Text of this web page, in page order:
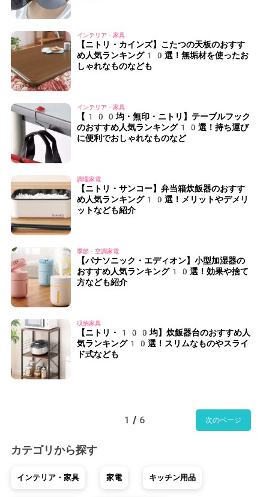
インテリア・家具
【ニトリ・カインズ】こたつの天板のおすす
め人気ランキング10選！無垢材を使ったお
しゃれなものなども
インテリア・家具
【100均・無印・ニトリ】テーブルフック
のおすすめ人気ランキング10選！持ち運び
に便利でおしゃれなものなど
調理家電
【ニトリ・サンコー】弁当箱炊飯器のおすす
め人気ランキング10選！メリットやデメリ
ットなども紹介
季節・空調家電
【パナソニック・エディオン】小型加湿器の
おすすめ人気ランキング10選！効果や捨て
方なども紹介
収納家具
【ニトリ・100均】炊飯器台のおすすめ人
気ランキング10選！スリムなものやスライ
ド式なども
1/6 次のページ
カテゴリから探す
インテリア・家具 家電 キッチン用品